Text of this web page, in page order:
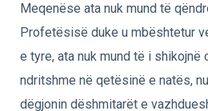
Meqenëse ata nuk mund të
Profetësisë duke u mbështetur
e tyre, ata nuk mund të i shikojnë
ndritshme në qetësinë e natës,
dëgjonin dëshmitarët e